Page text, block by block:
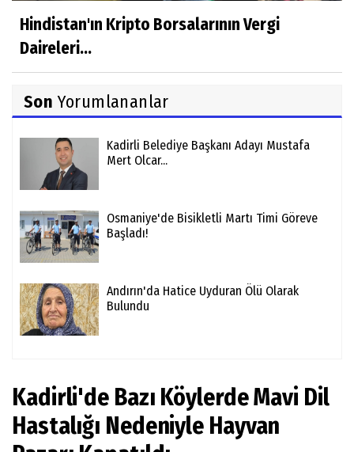
Hindistan'ın Kripto Borsalarının Vergi
Daireleri...
Son Yorumlananlar
Kadirli Belediye Başkanı Adayı Mustafa
Mert Olcar...
Osmaniye'de Bisikletli Martı Timi Göreve
Başladı!
Andırın'da Hatice Uyduran Ölü Olarak
Bulundu
Kadirli'de Bazı Köylerde Mavi Dil
Hastalığı Nedeniyle Hayvan